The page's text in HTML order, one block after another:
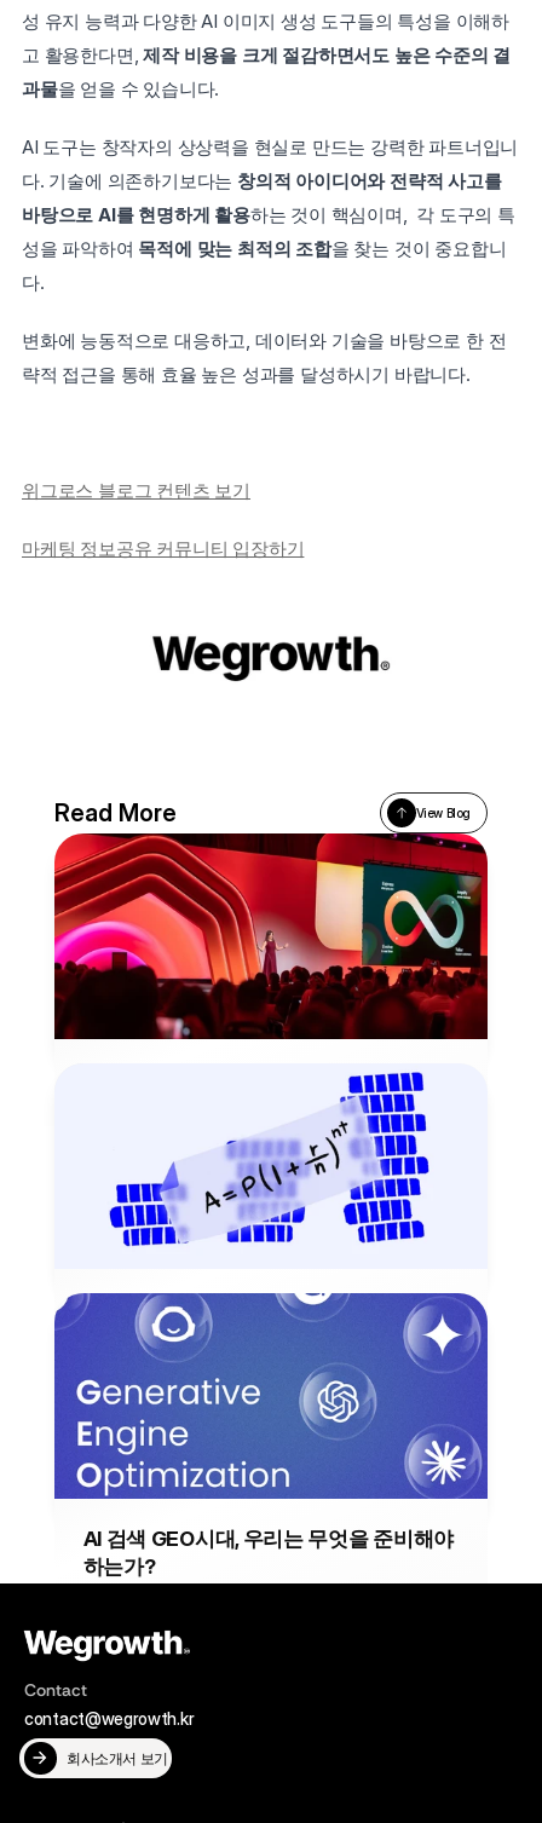
성 유지 능력과 다양한 AI 이미지 생성 도구들의 특성을 이해하
고 활용한다면, 제작 비용을 크게 절감하면서도 높은 수준의 결
과물을 얻을 수 있습니다.
AI 도구는 창작자의 상상력을 현실로 만드는 강력한 파트너입니
다. 기술에 의존하기보다는 창의적 아이디어와 전략적 사고를
바탕으로 AI를 현명하게 활용하는 것이 핵심이며,  각 도구의 특
성을 파악하여 목적에 맞는 최적의 조합을 찾는 것이 중요합니
다.
변화에 능동적으로 대응하고, 데이터와 기술을 바탕으로 한 전
략적 접근을 통해 효율 높은 성과를 달성하시기 바랍니다.
위그로스 블로그 컨텐츠 보기
마케팅 정보공유 커뮤니티 입장하기
Read More View Blog
전통적 마케팅 퍼널의 종말, Loop 기반
AI 시대의 전통적 마케팅이 더이상 무의미해지며, 루프마케팅
(Loop Marketing)을 토대로 Loop 기반 Growth Cycle을 구
축해야합니다.
MARKETING 2025년 9월 10일
슈카월드 ‘990원 소금빵’ 논란, 시장을 흔
드는 마케팅 불변의 법칙
모건 하우절의 불변의 법칙을 기반으로 슈카월드 990원 소
금빵 논란에 대해 살펴보며 시장 혼란을 기회로 전환하는 전
략에 살펴보겠습니다.
MARKETING 2025년 9월 3일
AI 검색 GEO시대, 우리는 무엇을 준비해야
하는가?
GEO 전략 실행 전략을 수립해야합니다.
Contact
contact@wegrowth.kr
회사소개서 보기